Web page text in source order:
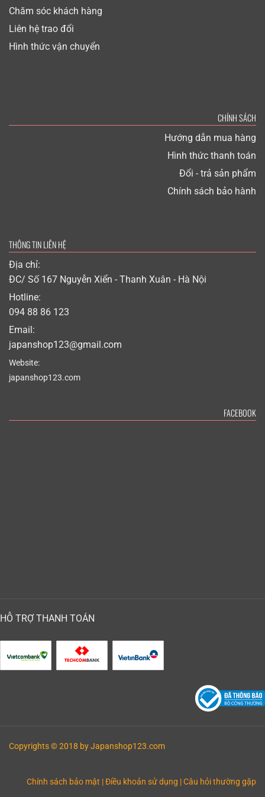
Chăm sóc khách hàng
Liên hệ trao đổi
Hình thức vận chuyển
CHÍNH SÁCH
Hướng dẫn mua hàng
Hình thức thanh toán
Đổi - trả sản phẩm
Chính sách bảo hành
THÔNG TIN LIÊN HỆ
Địa chỉ:
ĐC/ Số 167 Nguyễn Xiển - Thanh Xuân - Hà Nội
Hotline:
094 88 86 123
Email:
japanshop123@gmail.com
Website:
japanshop123.com
FACEBOOK
HỖ TRỢ THANH TOÁN
Copyrights © 2018 by Japanshop123.com
Chính sách bảo mật |Điều khoản sử dụng | Câu hỏi thường gặp